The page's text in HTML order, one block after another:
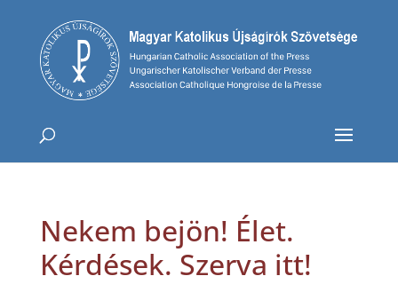
Nekem bejön! Élet.
Kérdések. Szerva itt!